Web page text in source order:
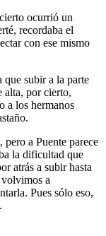
ocurrió un
recordaba el
con ese mismo
que subir a la parte
alta, por cierto,
a los hermanos
a Puente parece
la dificultad que
atrás a subir hasta
volvimos a
Pues sólo eso,